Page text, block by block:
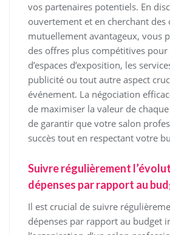
vos partenaires potentiels. En
ouvertement et en cherchant
mutuellement avantageux, vous
des offres plus compétitives
d’espaces d’exposition, les
publicité ou tout autre aspect
événement. La négociation
de maximiser la valeur de
de garantir que votre salon
succès tout en respectant votre
Suivre régulièrement
dépenses par rapport au
Il est crucial de suivre
dépenses par rapport au budget